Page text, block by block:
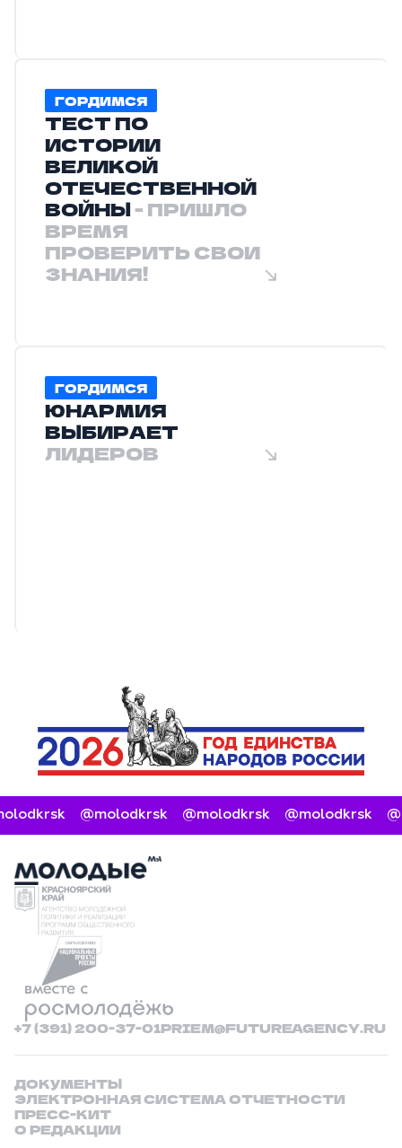
ГОРДИМСЯ
ТЕСТ ПО
ИСТОРИИ
ВЕЛИКОЙ
ОТЕЧЕСТВЕННОЙ
ВОЙНЫ- ПРИШЛО
ВРЕМЯ
ПРОВЕРИТЬ СВОИ
ЗНАНИЯ!
ГОРДИМСЯ
ЮНАРМИЯ
ВЫБИРАЕТ
ЛИДЕРОВ
@molodkrsk @molodkrsk @molodkrsk
+7 (391) 200-37-01PRIEM@FUTUREAGENCY.RU
ДОКУМЕНТЫ
ЭЛЕКТРОННАЯ СИСТЕМА ОТЧЕТНОСТИ
ПРЕСС-КИТ
О РЕДАКЦИИ